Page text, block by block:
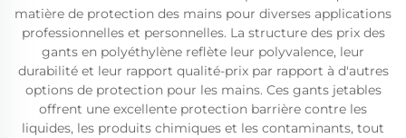
matière de protection des mains pour diverses applications
professionnelles et personnelles. La structure des prix des
gants en polyéthylène reflète leur polyvalence, leur
durabilité et leur rapport qualité-prix par rapport à d'autres
options de protection pour les mains. Ces gants jetables
offrent une excellente protection barrière contre les
liquides, les produits chimiques et les contaminants, tout